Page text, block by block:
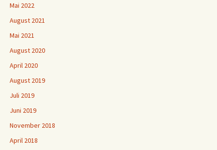
Mai 2022
August 2021
Mai 2021
August 2020
April 2020
August 2019
Juli 2019
Juni 2019
November 2018
April 2018